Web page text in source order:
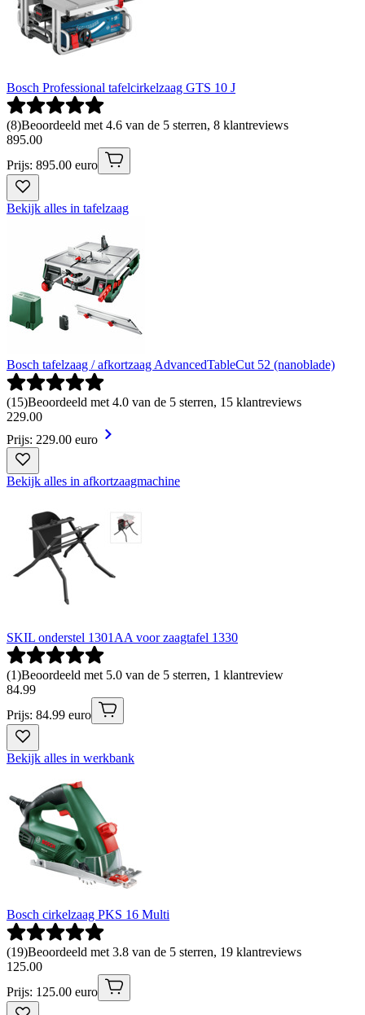
Bosch Professional tafelcirkelzaag GTS 10 J
(8)Beoordeeld met 4.6 van de 5 sterren, 8 klantreviews
895.00
Prijs: 895.00 euro
Bekijk alles in tafelzaag
Bosch tafelzaag / afkortzaag AdvancedTableCut 52 (nanoblade)
(15)Beoordeeld met 4.0 van de 5 sterren, 15 klantreviews
229.00
Prijs: 229.00 euro
Bekijk alles in afkortzaagmachine
SKIL onderstel 1301AA voor zaagtafel 1330
(1)Beoordeeld met 5.0 van de 5 sterren, 1 klantreview
84.99
Prijs: 84.99 euro
Bekijk alles in werkbank
Bosch cirkelzaag PKS 16 Multi
(19)Beoordeeld met 3.8 van de 5 sterren, 19 klantreviews
125.00
Prijs: 125.00 euro